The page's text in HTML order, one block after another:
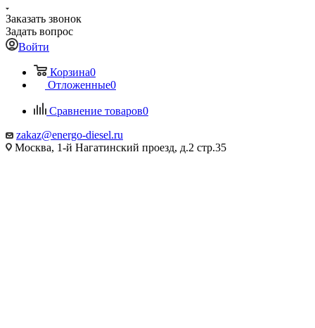
Заказать звонок
Задать вопрос
Войти
Корзина0
Отложенные0
Сравнение товаров0
zakaz@energo-diesel.ru
Москва, 1-й Нагатинский проезд, д.2 стр.35